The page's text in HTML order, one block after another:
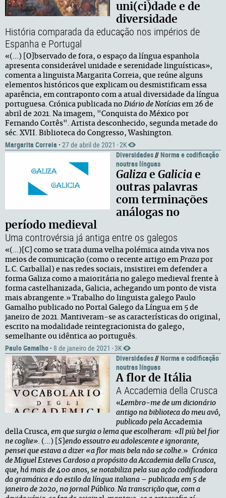
uni(ci)dade e de
diversidade
História comparada da educação nos impérios de
Espanha e Portugal
«(...) [O]bservado de fora, o espaço da língua espanhola
apresenta considerável unidade e serenidade linguísticas»,
comenta a linguista Margarita Correia, que reúne alguns
elementos históricos que explicam ou desmistificam essa
aparência, em contraponto com a atual diversidade da língua
portuguesa. Crónica publicada no Diário de Notícias em 26 de
abril de 2021. Na imagem, "Conquista do México por
Fernando Cortês". Artista desconhecido, segunda metade do
séc. XVII. Biblioteca do Congresso, Washington.
Margarita Correia · 27 de abril de 2021 · 2K
Diversidades//Norma e codificação
noutras línguas
Galiza e Galicia e
outras palavras
com terminações
análogas no
período medieval
Uma controvérsia já antiga entre os galegos
«(...)[C] como se trata duma velha polémica ainda viva nos
meios de comunicação (como o recente artigo em Praza por
L.C. Carballal) e nas redes sociais, insistirei em defender a
forma Galiza como a maioritária no galego medieval frente à
forma castelhanizada, Galicia, achegando um ponto de vista
mais abrangente.» Trabalho do linguista galego Paulo
Gamalho publicado no Portal Galego da Língua em 5 de
janeiro de 2021. Mantiveram-se as características do original,
escrito na modalidade reintegracionista do galego,
semelhante ou idêntica ao português.
Paulo Gamalho · 8 de janeiro de 2021 · 3K
Diversidades//Norma e codificação
noutras línguas
A flor de Itália
A Accademia della Crusca
«Lembro-me de um dicionário
antigo na biblioteca do meu avô,
publicado pelaAccademia
della Crusca, em que surgia o lema que escolheram: «Il più bel fior
ne coglie». (...) [ S endo essoutro eu adolescente e ignorante,
pensei que estava a dizer «a flor mais bela não se colhe.» Crónica
de Miguel Esteves Cardoso a propósito da Accademia della Crusca,
que, há mais de 400 anos, se notabiliza pela sua ação codificadora
da gramática e do estilo da língua italiana – publicada em 5 de
janeiro de 2020, no jornal Público. Na transcrição que, com a